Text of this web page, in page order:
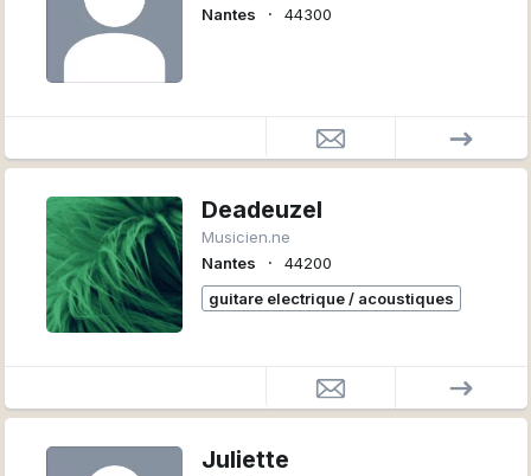
Nantes
∙ 44300
Deadeuzel
Musicien.ne
Nantes
∙
44200
guitare electrique / acoustiques
Juliette